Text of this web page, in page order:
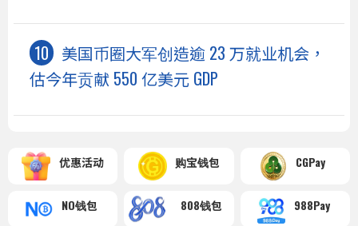
美国币圈大军创造逾 23 万就业机会，
估今年贡献 550 亿美元 GDP
优惠活动 购宝钱包 CGPay
NO钱包 808钱包 988Pay